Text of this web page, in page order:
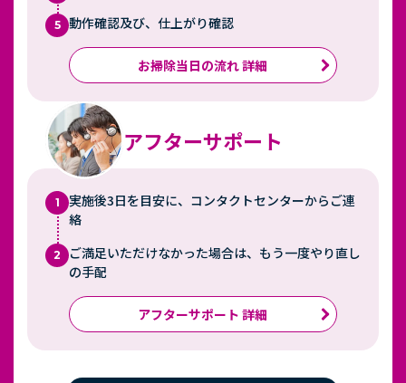
5 動作確認及び、仕上がり確認
お掃除当日の流れ 詳細
アフターサポート
1
実施後3日を目安に、コンタクトセンターからご連
絡
2
ご満足いただけなかった場合は、もう一度やり直し
の手配
アフターサポート 詳細